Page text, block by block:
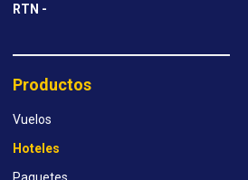
RTN -
Productos
Vuelos
Hoteles